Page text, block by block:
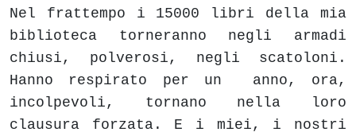
Nel frattempo i 15000 libri della mia
biblioteca torneranno negli armadi
chiusi, polverosi, negli scatoloni.
Hanno respirato per un anno, ora,
incolpevoli, tornano nella loro
clausura forzata. E i miei, i nostri